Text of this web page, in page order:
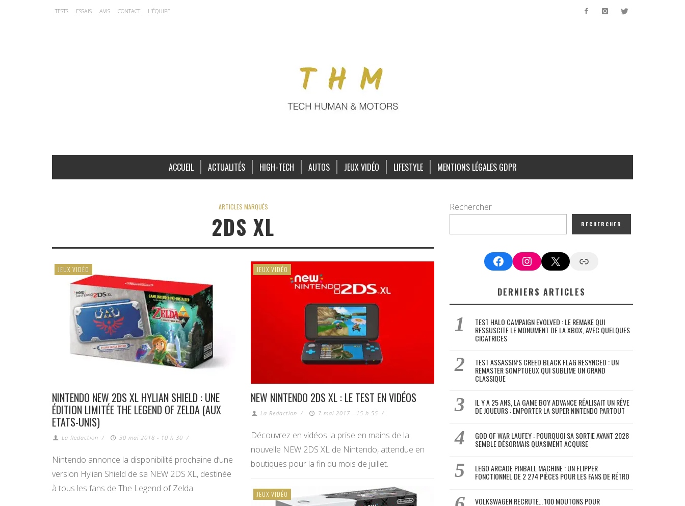
TESTS ESSAIS AVIS CONTACT L’ÉQUIPE
ACCUEIL ACTUALITÉS HIGH-TECH AUTOS JEUX VIDÉO LIFESTYLE MENTIONS LÉGALES GDPR
ARTICLES MARQUÉS
2DS XL
JEUX VIDÉO
NINTENDO NEW 2DS XL HYLIAN SHIELD : UNE
ÉDITION LIMITÉE THE LEGEND OF ZELDA (AUX
ETATS-UNIS)
La Redaction / 30 mai 2018 - 10 h 30 /
Nintendo annonce la disponibilité prochaine d’une
version Hylian Shield de sa NEW 2DS XL, destinée
à tous les fans de The Legend of Zelda.
JEUX VIDÉO
NEW NINTENDO 2DS XL : LE TEST EN VIDÉOS
La Redaction / 7 mai 2017 - 15 h 55 /
Découvrez en vidéos la prise en mains de la
nouvelle NEW 2DS XL de Nintendo, attendue en
boutiques pour la fin du mois de juillet.
JEUX VIDÉO
Rechercher
RECHERCHER
FacebookInstagram
X Google News
DERNIERS ARTICLES
TEST HALO CAMPAIGN EVOLVED : LE REMAKE QUI
RESSUSCITE LE MONUMENT DE LA XBOX, AVEC QUELQUES
CICATRICES
TEST ASSASSIN’S CREED BLACK FLAG RESYNCED : UN
REMASTER SOMPTUEUX QUI SUBLIME UN GRAND
CLASSIQUE
IL Y A 25 ANS, LA GAME BOY ADVANCE RÉALISAIT UN RÊVE
DE JOUEURS : EMPORTER LA SUPER NINTENDO PARTOUT
GOD OF WAR LAUFEY : POURQUOI SA SORTIE AVANT 2028
SEMBLE DÉSORMAIS QUASIMENT ACQUISE
LEGO ARCADE PINBALL MACHINE : UN FLIPPER
FONCTIONNEL DE 2 274 PIÈCES POUR LES FANS DE RÉTRO
VOLKSWAGEN RECRUTE… 100 MOUTONS POUR